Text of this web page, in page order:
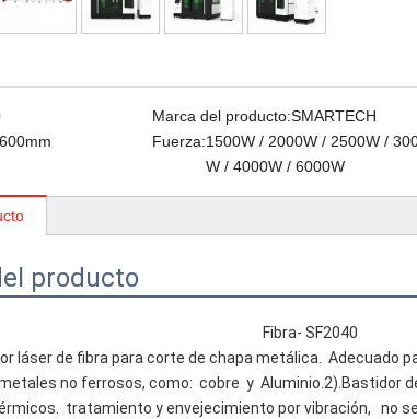
Marca del producto:SMARTECH
Fuerza:1500W / 2000W / 2500W /
W / 4000W / 6000W
producto
Fibra- SF2040
láser de fibra para corte de chapa metálica.  Adecuado
no ferrosos, como:  cobre  y
tratamiento y envejecimiento por vibración,   no